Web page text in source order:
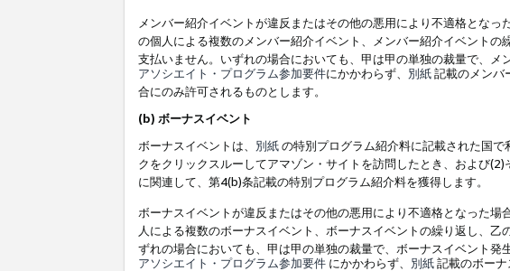
メンバー紹介イベントが違反またはその他の悪用により不適格とな
の個人による複数のメンバー紹介イベント、メンバー紹介イベント
支払いません。いずれの場合においても、甲は甲の単独の裁量で、メ
アソシエイト・プログラム参加要件にかかわらず、 別紙記載のメンバ
合にのみ許可されるものとします。
(b) ボーナスイベント
ボーナスイベントは、 別紙の特別プログラム紹介料に記載された国で
クをクリックスルーしてアマゾン・サイトを訪問したとき、および
に関連して、第4(b)条記載の特別プログラム紹介料を獲得します。
ボーナスイベントが違反またはその他の悪用により不適格となった
人による複数のボーナスイベント、ボーナスイベントの繰り返し、
ずれの場合においても、甲は甲の単独の裁量で、ボーナスイベント発
アソシエイト・プログラム参加要件 にかかわらず、 別紙記載のボー